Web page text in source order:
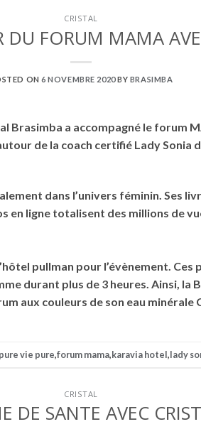
CRISTAL
DU FORUM MAMA
ON6 NOVEMBRE 2020BY BRASIMBA
Brasimba a accompagné le
de la coach certifié Lady Sonia
dans l’univers féminin. Ses
en ligne totalisent des millions de
pullman pour l’évènement.
durant plus de 3 heures. Ainsi,
aux couleurs de son eau minérale
vie pure,forum mama,karavia hotel,lady
CRISTAL
DE SANTE AVEC